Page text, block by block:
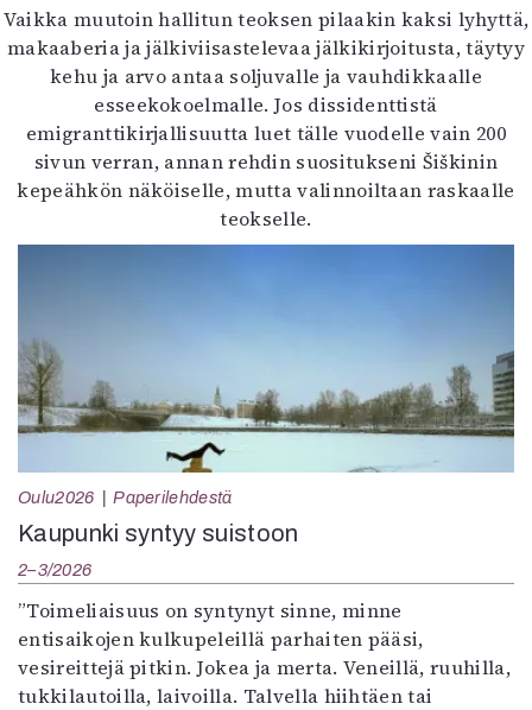
Vaikka muutoin hallitun teoksen pilaakin kaksi lyhyttä,
makaaberia ja jälkiviisastelevaa jälkikirjoitusta, täytyy
kehu ja arvo antaa soljuvalle ja vauhdikkaalle
esseekokoelmalle. Jos dissidenttistä
emigranttikirjallisuutta luet tälle vuodelle vain 200
sivun verran, annan rehdin suositukseni Šiškinin
kepeähkön näköiselle, mutta valinnoiltaan raskaalle
teokselle.
Oulu2026 Paperilehdestä
Kaupunki syntyy suistoon
2–3/2026
”Toimeliaisuus on syntynyt sinne, minne
entisaikojen kulkupeleillä parhaiten pääsi,
vesireittejä pitkin. Jokea ja merta. Veneillä, ruuhilla,
tukkilautoilla, laivoilla. Talvella hiihtäen tai